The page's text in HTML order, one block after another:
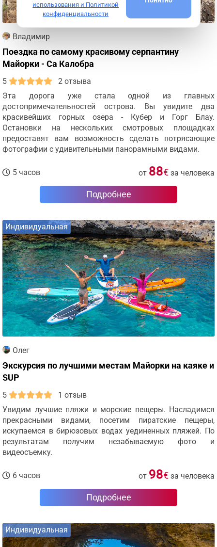
Владимир
Поездка по самому красивому серпантину
Майорки - Са Калобра
5
2 отзыва
Эта дорога уже стала одной из главных
достопримечательностей острова. Вы увидите два
красивейших горных озера - Кубер и Горг Блау.
Остановки на нескольких смотровых площадках
предоставят вам возможность сделать потрясающие
фотографии с удивительными панорамными видами.
5 часов от 88€ за человека
Подробнее
Индивидуальная
Олег
Экскурсия по лучшими местам Майорки на каяке и
SUP
5
1 отзыв
Увидим лучшие пляжи и морские пещеры. Насладимся
прекрасными видами, посетим пиратские пещеры,
искупаемся в бирюзовых водах уединенных пляжей. По
результатам получим незабываемую фото и
видеосъемку.
6 часов от 98€ за человека
Подробнее
Индивидуальная
использования и Политикой
конфиденциальности